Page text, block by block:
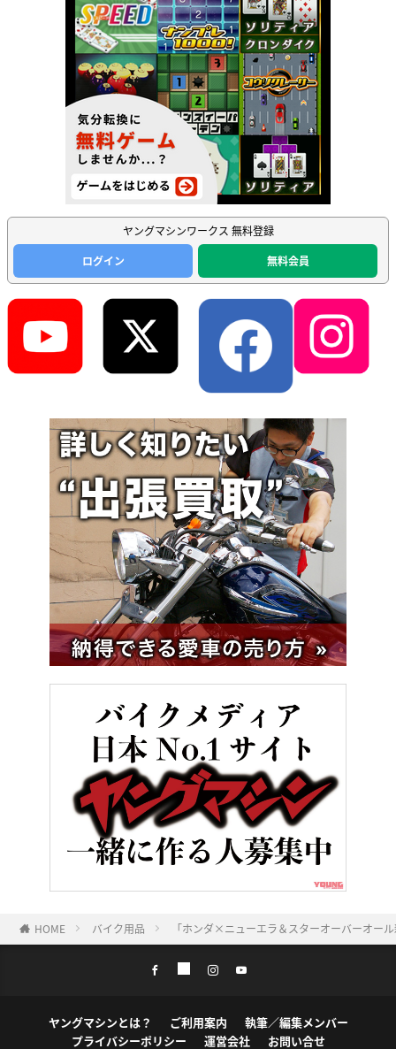
ヤングマシンワークス 無料登録
ログイン
無料会員
HOME バイク用品 「ホンダ×ニューエラ＆スターオーバーオー
ヤングマシンとは？ ご利用案内
執筆／編集メンバー
プライバシーポリシー
運営会社 お問い合せ